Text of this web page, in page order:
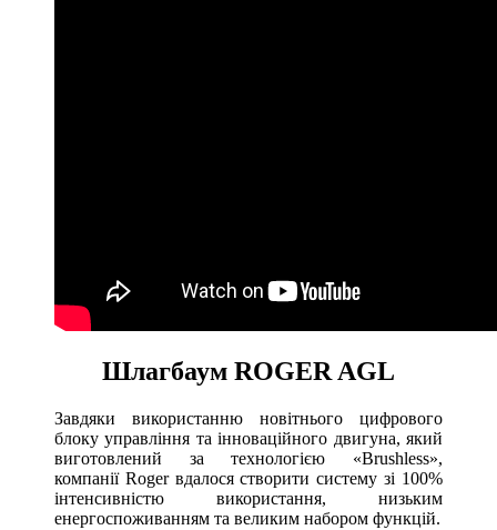
Шлагбаум ROGER AGL
Завдяки використанню новітнього цифрового
блоку управління та інноваційного двигуна, який
виготовлений за технологією «Brushless»,
компанії Roger вдалося створити систему зі 100%
інтенсивністю використання, низьким
енергоспоживанням та великим набором функцій.